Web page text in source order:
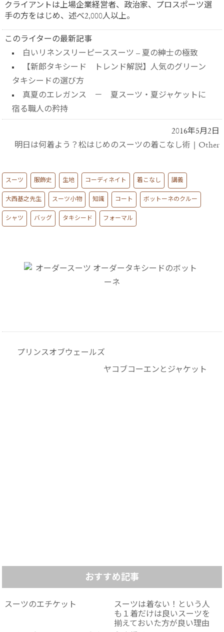
クライアントは上場企業経営者、政治家、プロスポーツ選
手の方をはじめ、述べ2,000人以上。
このライターの最新記事
白いリネンスリーピーススーツ – 夏の紳士の極致
【新郎タキシード トレンド解説】人気のグリーン
タキシードの選び方
真夏のエレガンス － 夏スーツ・夏ジャケットに
宿る職人の矜持
2016年5月2日
明日は何着よう？松はじめのスーツの着こなし術
Other
スーツ 服飾史 生地 コーディネイト 着こなし 講義
大西基之先生 スーツ小物 知識 コート ボットーネのクルー
シャツ バッグ タキシード フォーマル
プリンスオブウェールズ
ヤコブコーエンとジャケット
おすすめ記事
スーツのエチケット
スーツは着ない！という人
も１着だけは良いスーツを
揃えておいた方が良い理由